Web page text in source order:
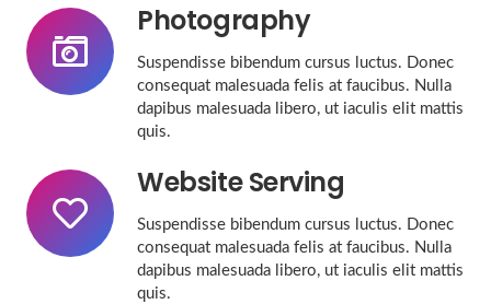
Photography
Suspendisse bibendum cursus luctus. Donec
consequat malesuada felis at faucibus. Nulla
dapibus malesuada libero, ut iaculis elit mattis
quis.
Website Serving
Suspendisse bibendum cursus luctus. Donec
consequat malesuada felis at faucibus. Nulla
dapibus malesuada libero, ut iaculis elit mattis
quis.